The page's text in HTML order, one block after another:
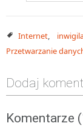
Internet,
Przetwarzanie
Dodaj
Komentarze